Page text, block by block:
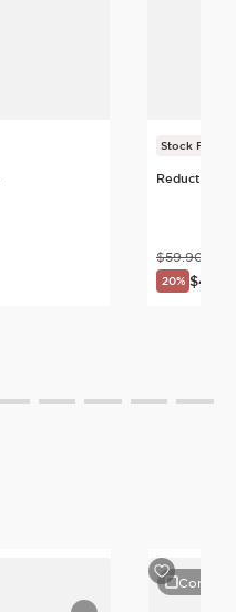
Stock Final
Reductor
$59.900
20% $47